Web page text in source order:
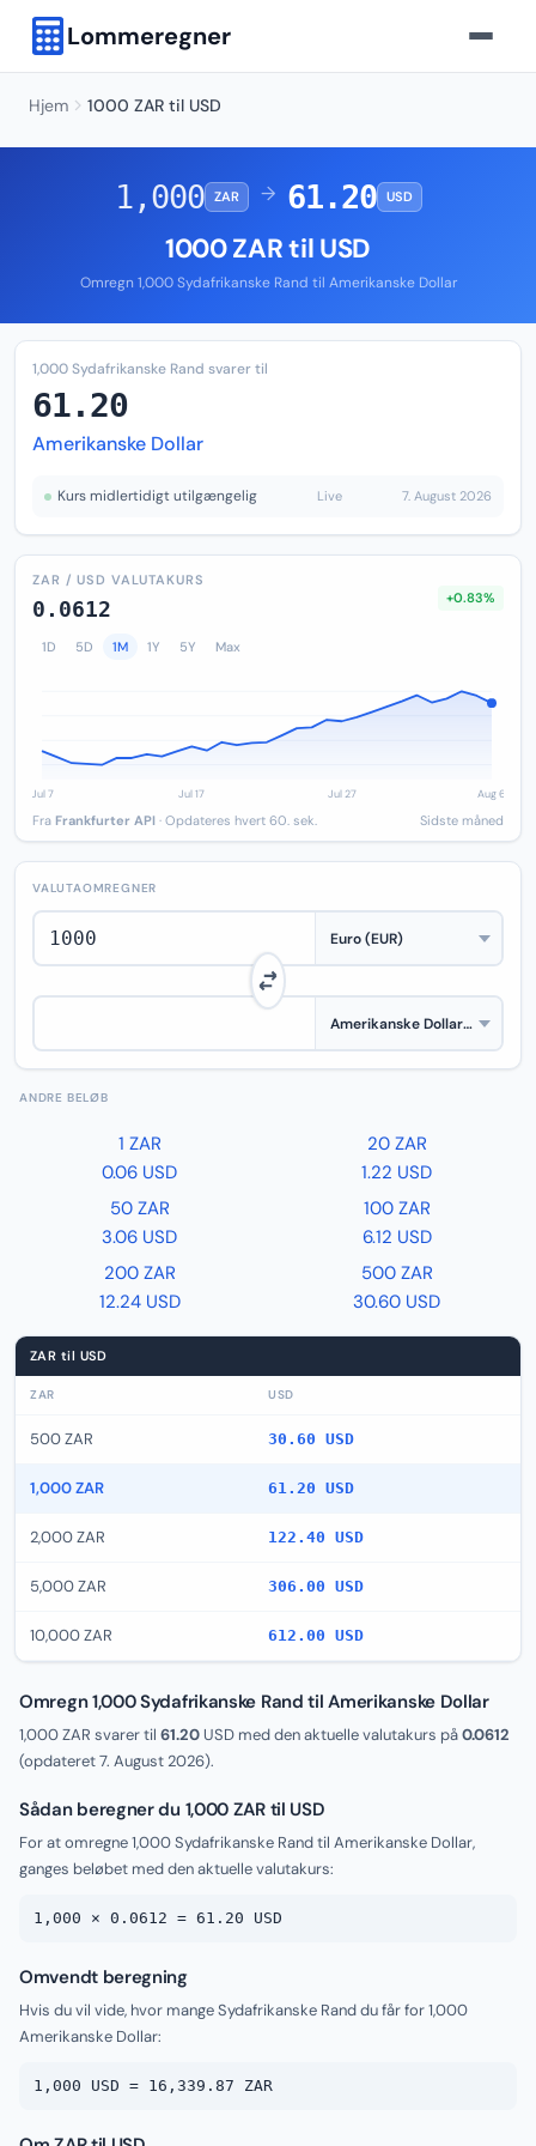
Lommeregner
Hjem 1000 ZAR til USD
1,000 ZAR → 61.20 USD
1000 ZAR til USD
Omregn 1,000 Sydafrikanske Rand til Amerikanske Dollar
1,000 Sydafrikanske Rand svarer til
61.20
Amerikanske Dollar
Kurs midlertidigt utilgængelig Live 7. August 2026
ZAR / USD VALUTAKURS
0.0612 +0.83%
1D 5D 1M 1Y 5Y Max
Fra Frankfurter API · Opdateres hvert 60. sek. Sidste måned
VALUTAOMREGNER
ANDRE BELØB
1 ZAR
0.06 USD
20 ZAR
1.22 USD
50 ZAR
3.06 USD
100 ZAR
6.12 USD
200 ZAR
12.24 USD
500 ZAR
30.60 USD
ZAR til USD
ZAR USD
500 ZAR 30.60 USD
1,000 ZAR 61.20 USD
2,000 ZAR 122.40 USD
5,000 ZAR 306.00 USD
10,000 ZAR 612.00 USD
Omregn 1,000 Sydafrikanske Rand til Amerikanske Dollar
1,000 ZAR svarer til 61.20 USD med den aktuelle valutakurs på0.0612
(opdateret7. August 2026).
Sådan beregner du 1,000 ZAR til USD
For at omregne 1,000 Sydafrikanske Rand til Amerikanske Dollar,
ganges beløbet med den aktuelle valutakurs:
1,000 × 0.0612 = 61.20 USD
Omvendt beregning
Hvis du vil vide, hvor mange Sydafrikanske Rand du får for 1,000
Amerikanske Dollar:
1,000 USD = 16,339.87 ZAR